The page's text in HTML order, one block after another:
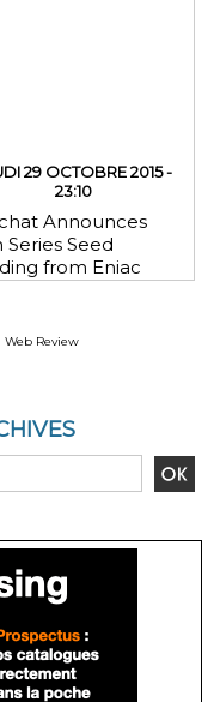
29 OCTOBRE 2015 -
23:10
Announces
Series Seed
from Eniac
Web Review